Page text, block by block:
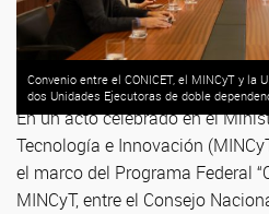
Convenio entre el CONICET, el MINCyT y la
dos Unidades Ejecutoras de doble
En un acto celebrado en el
Tecnología e Innovación
el marco del Programa Federal
MINCyT, entre el Consejo